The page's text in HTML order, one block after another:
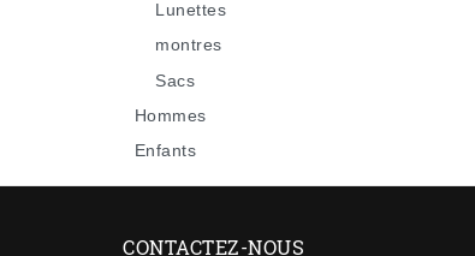
Lunettes
montres
Sacs
Hommes
Enfants
CONTACTEZ-NOUS